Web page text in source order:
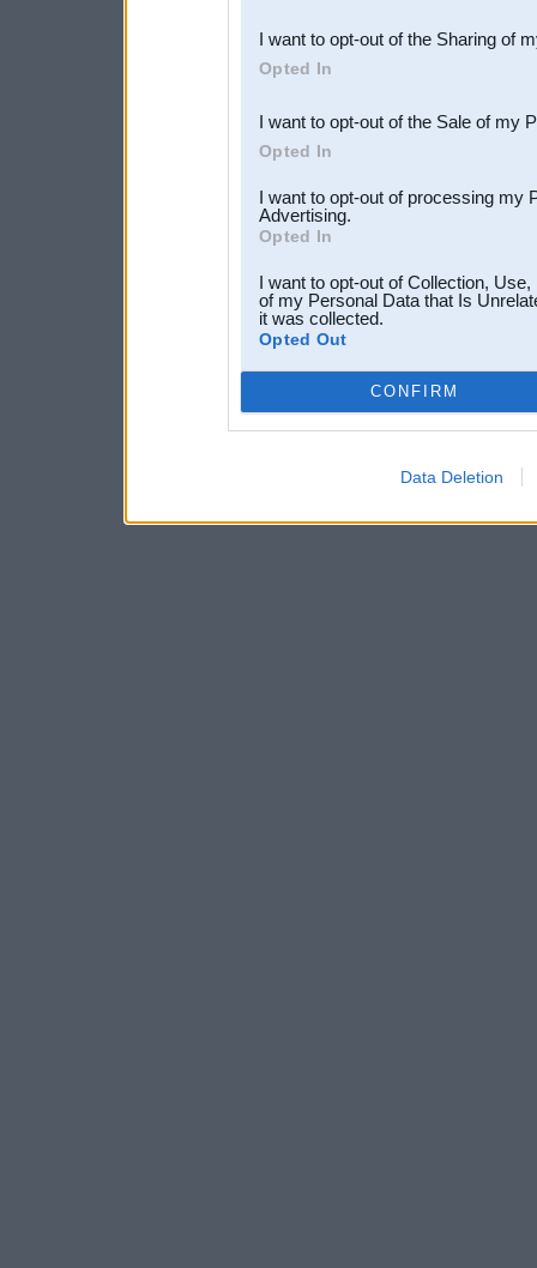
Downstream Participants
third parties.
I want to opt-out of the Sharing of
Opted In
I want to opt-out of the Sale of my
Opted In
I want to opt-out of processing my
Advertising.
Opted In
I want to opt-out of Collection,
of my Personal Data that Is
it was collected.
Opted Out
CONFIRM
Data Deletion